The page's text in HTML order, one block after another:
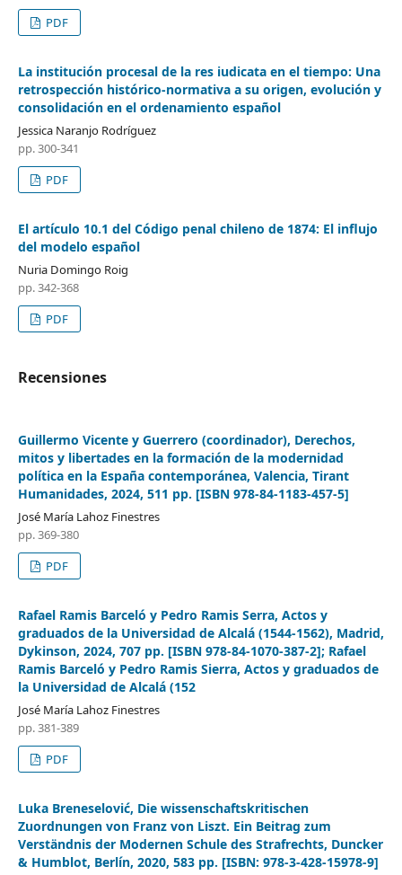
PDF
La institución procesal de la res iudicata en el tiempo: Una
retrospección histórico-normativa a su origen, evolución y
consolidación en el ordenamiento español
Jessica Naranjo Rodríguez
pp. 300-341
PDF
El artículo 10.1 del Código penal chileno de 1874: El influjo
del modelo español
Nuria Domingo Roig
pp. 342-368
PDF
Recensiones
Guillermo Vicente y Guerrero (coordinador), Derechos,
mitos y libertades en la formación de la modernidad
política en la España contemporánea, Valencia, Tirant
Humanidades, 2024, 511 pp. [ISBN 978-84-1183-457-5]
José María Lahoz Finestres
pp. 369-380
PDF
Rafael Ramis Barceló y Pedro Ramis Serra, Actos y
graduados de la Universidad de Alcalá (1544-1562), Madrid,
Dykinson, 2024, 707 pp. [ISBN 978-84-1070-387-2]; Rafael
Ramis Barceló y Pedro Ramis Sierra, Actos y graduados de
la Universidad de Alcalá (152
José María Lahoz Finestres
pp. 381-389
PDF
Luka Breneselović, Die wissenschaftskritischen
Zuordnungen von Franz von Liszt. Ein Beitrag zum
Verständnis der Modernen Schule des Strafrechts, Duncker
& Humblot, Berlín, 2020, 583 pp. [ISBN: 978-3-428-15978-9]